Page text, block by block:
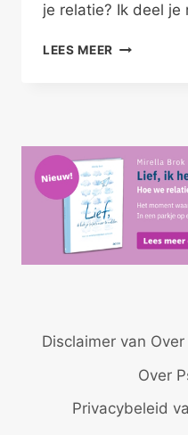
je relatie? Ik deel je
LEES MEER KLUSSEN
Disclaimer van
Over
Privacybeleid